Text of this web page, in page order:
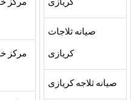
كريازى
صيانه ثلاجات
كريازى
صيانه ثلاجه كريازى
مركز
مركز